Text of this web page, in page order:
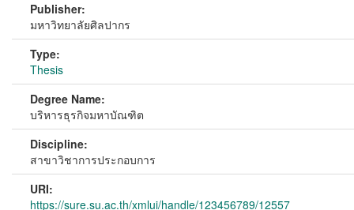
Publisher:
มหาวิทยาลัยศิลปากร
Type:
Thesis
Degree Name:
บริหารธุรกิจมหาบัณฑิต
Discipline:
สาขาวิชาการประกอบการ
URI:
https://sure.su.ac.th/xmlui/handle/123456789/12557